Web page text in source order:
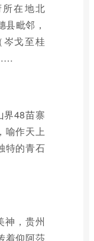
在地北
毗邻，
戈至桂
界48苗寨
喻作天上
特的青石
神，贵州
着仰阿莎